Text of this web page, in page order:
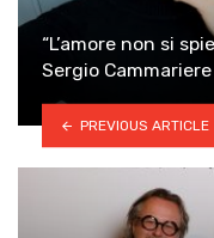
“L’amore non si
Sergio Cammariere
PREVIOUS ARTICLE